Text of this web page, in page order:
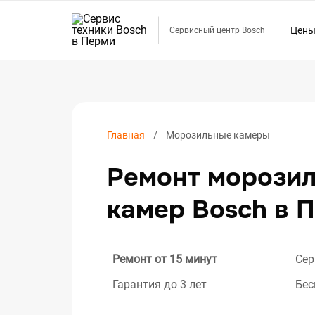
Сервисный центр Bosch Цены
Главная Морозильные камеры
Ремонт
камер Bosch в
Ремонт от 15 минут
Гарантия до 3 лет